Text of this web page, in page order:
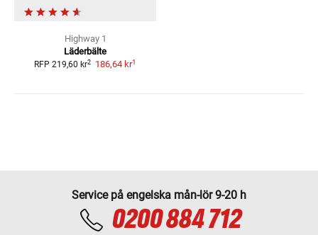
Highway 1
Läderbälte
RFP 219,60 kr2 186,64 kr1
Service på engelska mån-lör 9-20 h
0200 884 712